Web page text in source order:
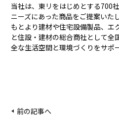
当社は、東リをはじめとする700
ニーズにあった商品をご提案いた
もとより建材や住宅設備製品、エ
と住設・建材の総合商社として全
全な生活空間と環境づくりをサポ
前の記事へ